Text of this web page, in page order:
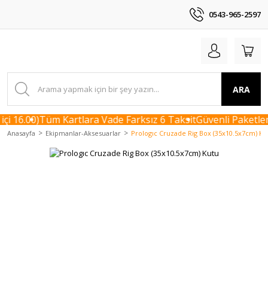
0543-965-2597
ARA
16.00)Tüm Kartlara Vade Farksız 6 TaksitGüvenli
Anasayfa Ekipmanlar-Aksesuarlar Prologıc Cruzade Rig Box (35x10.5x7cm)